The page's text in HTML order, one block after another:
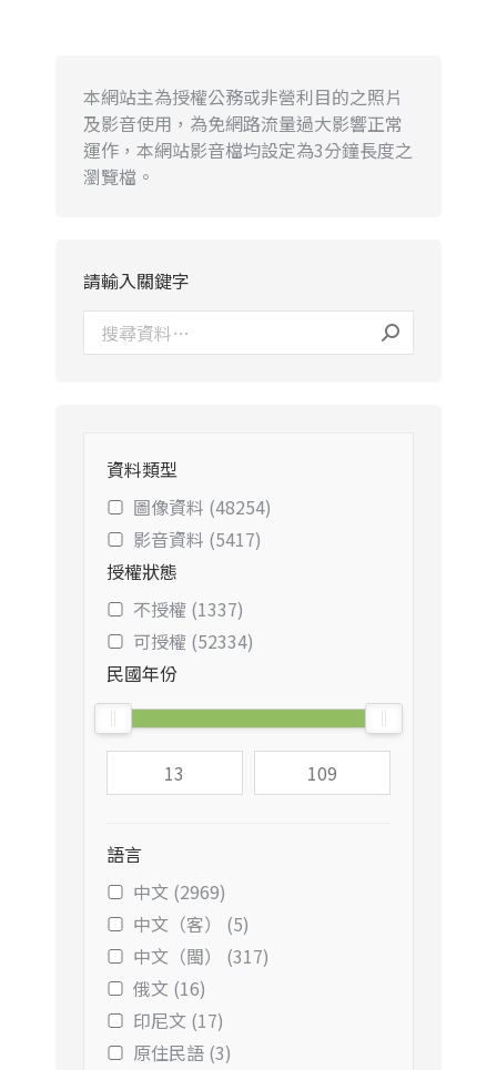
本網站主為授權公務或非營利目的之照片
及影音使用，為免網路流量過大影響正常
運作，本網站影音檔均設定為3分鐘長度之
瀏覽檔。
請輸入關鍵字
資料類型
圖像資料 (48254)
影音資料 (5417)
授權狀態
不授權 (1337)
可授權 (52334)
民國年份
語言
中文 (2969)
中文（客） (5)
中文（閩） (317)
俄文 (16)
印尼文 (17)
原住民語 (3)